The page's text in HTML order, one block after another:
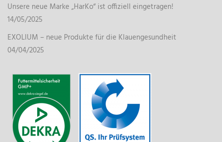
Unsere neue Marke „HarKo“ ist offiziell eingetragen!
14/05/2025
EXOLIUM – neue Produkte für die Klauengesundheit
04/04/2025